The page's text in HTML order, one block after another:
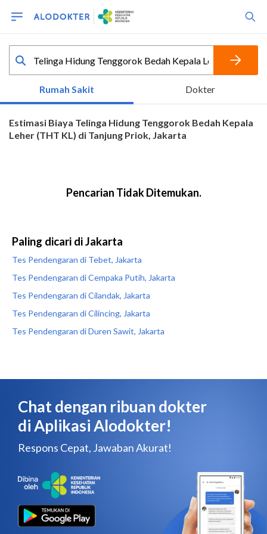
Paling dicari di Jakarta
Tes Pendengaran di Tebet, Jakarta
Tes Pendengaran di Cempaka Putih, Jakarta
Tes Pendengaran di Cilandak, Jakarta
Tes Pendengaran di Cilincing, Jakarta
Tes Pendengaran di Duren Sawit, Jakarta